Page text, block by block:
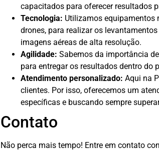
capacitados para oferecer resultados
Tecnologia: Utilizamos equipamentos
drones, para realizar os
imagens aéreas de alta resolução.
Agilidade: Sabemos da importância
para entregar os resultados dentro do
Atendimento personalizado: Aqui na
clientes. Por isso, oferecemos um
específicas e buscando sempre
Contato
Não perca mais tempo! Entre em contato